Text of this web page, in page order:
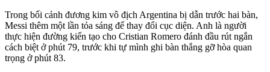
Trong bối cảnh đương kim vô địch Argentina bị dẫn trước hai bàn,
Messi thêm một lần tỏa sáng để thay đổi cục diện. Anh là người
thực hiện đường kiến tạo cho Cristian Romero đánh đầu rút ngắn
cách biệt ở phút 79, trước khi tự mình ghi bàn thắng gỡ hòa quan
trọng ở phút 83.